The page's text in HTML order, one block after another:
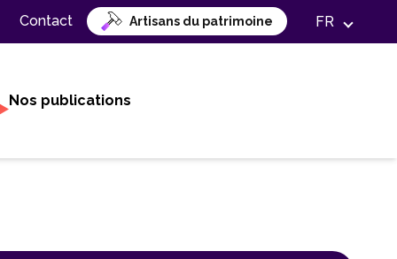
Contact Artisans du patrimoine FR
Nos publications